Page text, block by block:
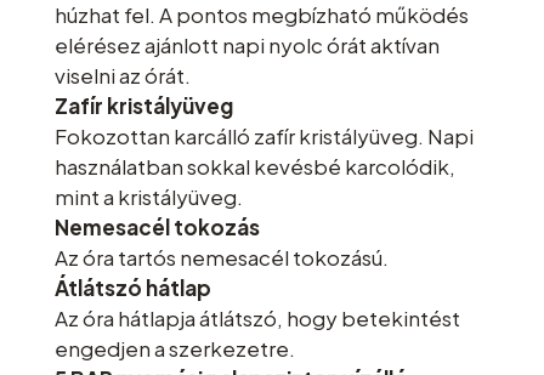
húzhat fel. A pontos megbízható működés
elérésez ajánlott napi nyolc órát aktívan
viselni az órát.
Zafír kristályüveg
Fokozottan karcálló zafír kristályüveg. Napi
használatban sokkal kevésbé karcolódik,
mint a kristályüveg.
Nemesacél tokozás
Az óra tartós nemesacél tokozású.
Átlátszó hátlap
Az óra hátlapja átlátszó, hogy betekintést
engedjen a szerkezetre.